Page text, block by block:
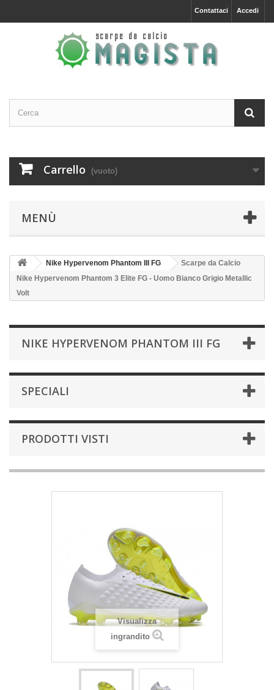
Accedi
Contattaci
Carrello (vuoto)
MENÙ
Nike Hypervenom Phantom III FG
Scarpe da Calcio
Nike Hypervenom Phantom 3 Elite FG - Uomo Bianco Grigio Metallic
Volt
NIKE HYPERVENOM PHANTOM III FG
SPECIALI
PRODOTTI VISTI
Visualizza
ingrandito